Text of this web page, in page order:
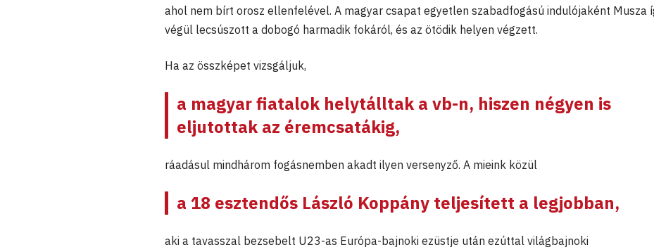
ahol nem bírt orosz ellenfelével. A magyar csapat egyetlen szabadfogású indulójaként Musza
végül lecsúszott a dobogó harmadik fokáról, és az ötödik helyen végzett.
Ha az összképet vizsgáljuk,
a magyar fiatalok helytálltak a vb-n, hiszen négyen is
eljutottak az éremcsatákig,
ráadásul mindhárom fogásnemben akadt ilyen versenyző. A mieink közül
a 18 esztendős László Koppány teljesített a legjobban,
aki a tavasszal bezsebelt U23-as Európa-bajnoki ezüstje után ezúttal világbajnoki